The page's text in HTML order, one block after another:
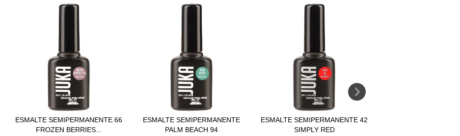
ESMALTE SEMIPERMANENTE 66
FROZEN BERRIES...
ESMALTE SEMIPERMANENTE
PALM BEACH 94
ESMALTE SEMIPERMANENTE 42
SIMPLY RED